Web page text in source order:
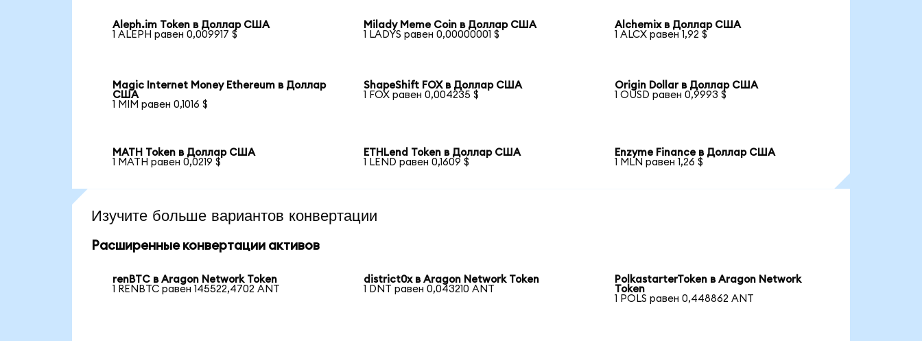
Aleph.im Token в Доллар США
1 ALEPH равен 0,009917 $
Milady Meme Coin в Доллар США
1 LADYS равен 0,00000001 $
Alchemix в Доллар США
1 ALCX равен 1,92 $
Magic Internet Money Ethereum в Доллар
США
1 MIM равен 0,1016 $
ShapeShift FOX в Доллар США
1 FOX равен 0,004235 $
Origin Dollar в Доллар США
1 OUSD равен 0,9993 $
MATH Token в Доллар США
1 MATH равен 0,0219 $
ETHLend Token в Доллар США
1 LEND равен 0,1609 $
Enzyme Finance в Доллар США
1 MLN равен 1,26 $
Изучите больше вариантов конвертации
Расширенные конвертации активов
renBTC в Aragon Network Token
1 RENBTC равен 145522,4702 ANT
district0x в Aragon Network Token
1 DNT равен 0,043210 ANT
PolkastarterToken в Aragon Network
Token
1 POLS равен 0,448862 ANT